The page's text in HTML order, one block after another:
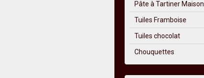
Pâte à Tartiner Maison
Tuiles Framboise
Tuiles chocolat
Chouquettes